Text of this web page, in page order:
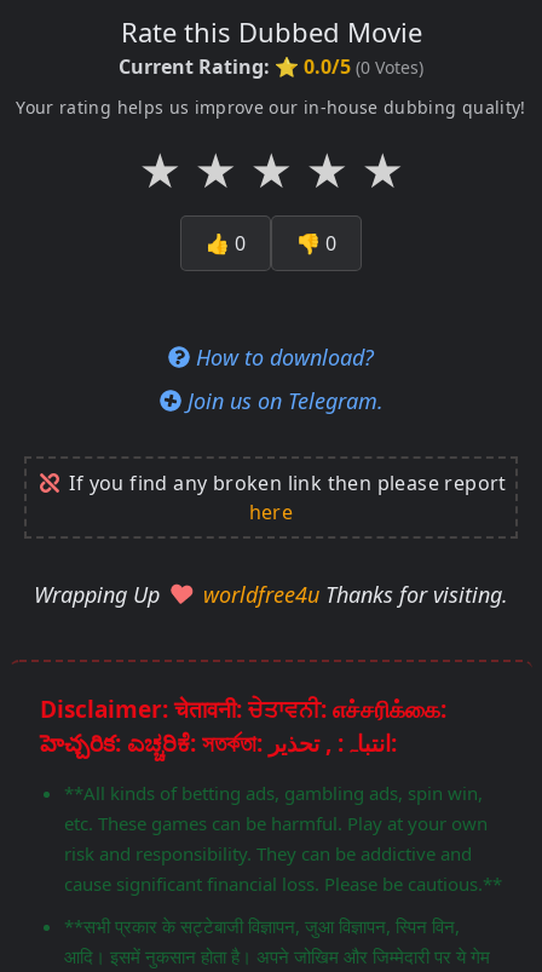
Rate this Dubbed Movie
Current Rating: ⭐ 0.0/5 (0 Votes)
Your rating helps us improve our in-house dubbing quality!
★ ★ ★ ★ ★
👍 0 👎 0
How to download?
Join us on Telegram.
If you find any broken link then please report
here
Wrapping Up worldfree4u Thanks for visiting.
Disclaimer: चेतावनी: ਚੇਤਾਵਨੀ: எச்சரிக்கை:
హెచ్చరిక: ಎಚ್ಚರಿಕೆ: সতর্কতা: انتباہ: , تحذير:
**All kinds of betting ads, gambling ads, spin win,
etc. These games can be harmful. Play at your own
risk and responsibility. They can be addictive and
cause significant financial loss. Please be cautious.**
**सभी प्रकार के सट्टेबाजी विज्ञापन, जुआ विज्ञापन, स्पिन विन,
आदि। इसमें नुकसान होता है। अपने जोखिम और जिम्मेदारी पर ये गेम